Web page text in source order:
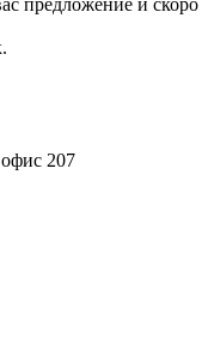
предложение и скоро
207